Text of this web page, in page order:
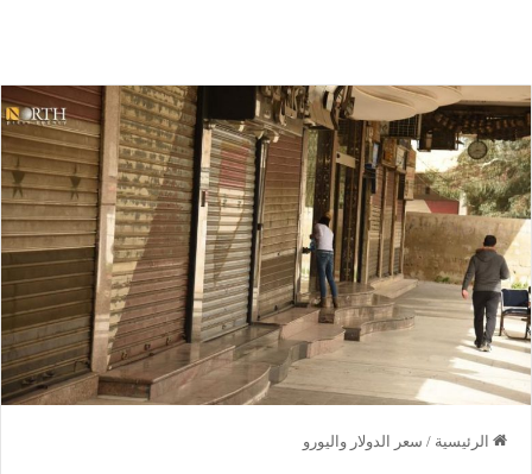
الرئيسية / سعر الدولار واليورو